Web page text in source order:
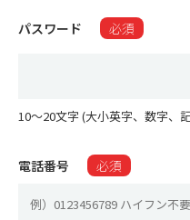
パスワード 必須
10〜20文字 (大小英字、数字、
電話番号 必須